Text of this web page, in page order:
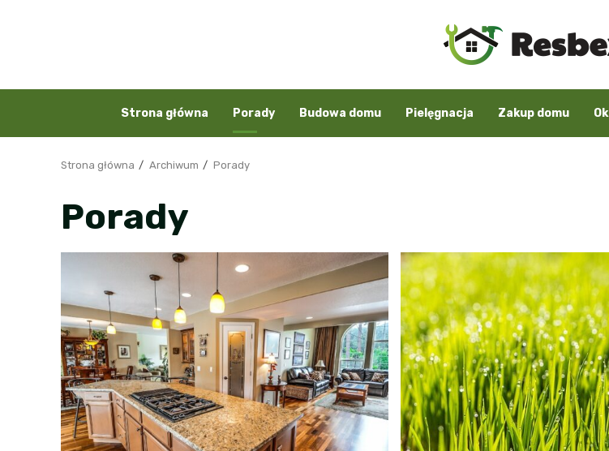
Strona główna Porady Budowa domu Pielęgnacja Zakup domu
Strona główna Archiwum Porady
Porady